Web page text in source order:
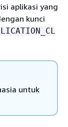
aplikasi yang
kunci
untuk